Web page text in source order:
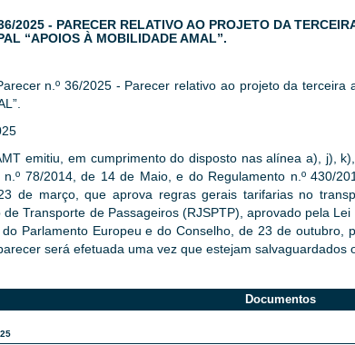
2025 - PARECER RELATIVO AO PROJETO DA
“APOIOS À MOBILIDADE AMAL”.
n.º 36/2025 - Parecer relativo ao projeto da terceira
emitiu, em cumprimento do disposto nas alínea a), j),
78/2014, de 14 de Maio, e do Regulamento n.º 430/
de março, que aprova regras gerais tarifarias no
de Transporte de Passageiros (RJSPTP), aprovado pela
do Parlamento Europeu e do Conselho, de 23 de outubro,
será efetuada uma vez que estejam salvaguardados
Documentos